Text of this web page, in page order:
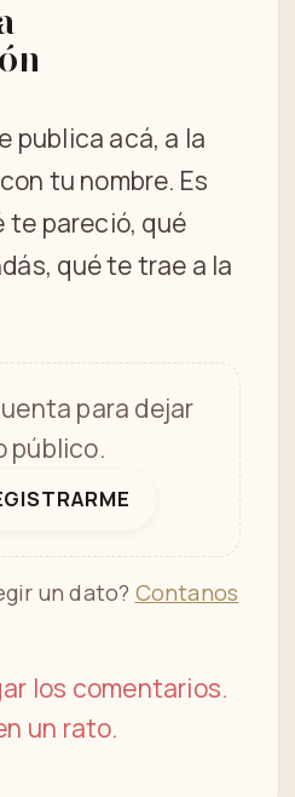
publica acá, a la
tu nombre. Es
te pareció, qué
qué te trae a la
para dejar
público.
un dato? Contanos
los comentarios.
un rato.